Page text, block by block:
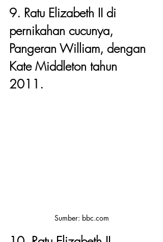
9. Ratu Elizabeth II di
pernikahan cucunya,
Pangeran William, dengan
Kate Middleton tahun
2011.
Sumber: bbc.com